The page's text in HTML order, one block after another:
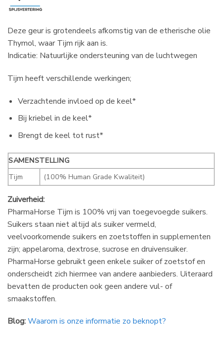
Deze geur is grotendeels afkomstig van de etherische olie
Thymol, waar Tijm rijk aan is.
Indicatie: Natuurlijke ondersteuning van de luchtwegen
Tijm heeft verschillende werkingen;
Verzachtende invloed op de keel*
Bij kriebel in de keel*
Brengt de keel tot rust*
SAMENSTELLING
Tijm
(100% Human Grade Kwaliteit)
Zuiverheid:
PharmaHorse Tijm is 100% vrij van toegevoegde suikers.
Suikers staan niet altijd als suiker vermeld,
veelvoorkomende suikers en zoetstoffen in supplementen
zijn; appelaroma, dextrose, sucrose en druivensuiker.
PharmaHorse gebruikt geen enkele suiker of zoetstof en
onderscheidt zich hiermee van andere aanbieders. Uiteraard
bevatten de producten ook geen andere vul- of
smaakstoffen.
Blog:Waarom is onze informatie zo beknopt?